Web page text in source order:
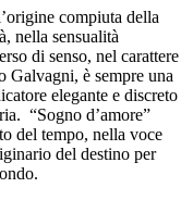
compiuta della
nella sensualità
di senso, nel carattere
Galvagni, è sempre una
elegante e discreto
“Sogno d’amore”
del tempo, nella voce
del destino per